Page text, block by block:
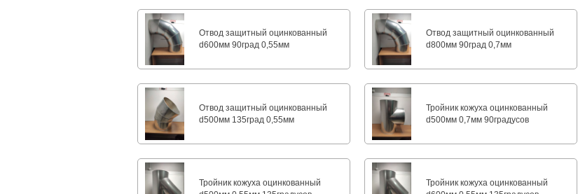
Отвод защитный оцинкованный
d600мм 90град 0,55мм
Отвод защитный оцинкованный
d800мм 90град 0,7мм
Отвод защитный оцинкованный
d500мм 135град 0,55мм
Тройник кожуха оцинкованный
d500мм 0,7мм 90градусов
Тройник кожуха оцинкованный
Тройник кожуха оцинкованный